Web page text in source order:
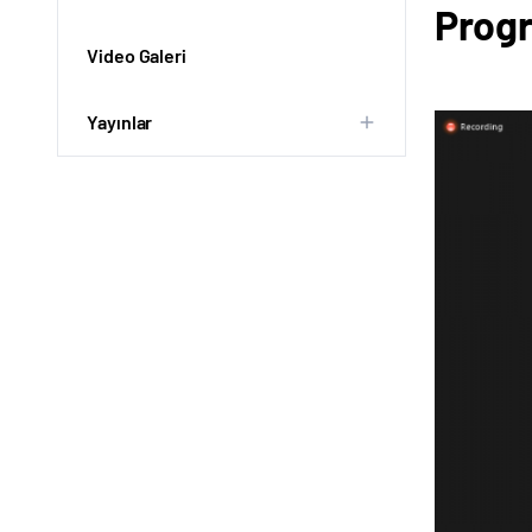
Video Galeri
Yayınlar